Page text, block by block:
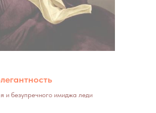
и безупречного имиджа леди